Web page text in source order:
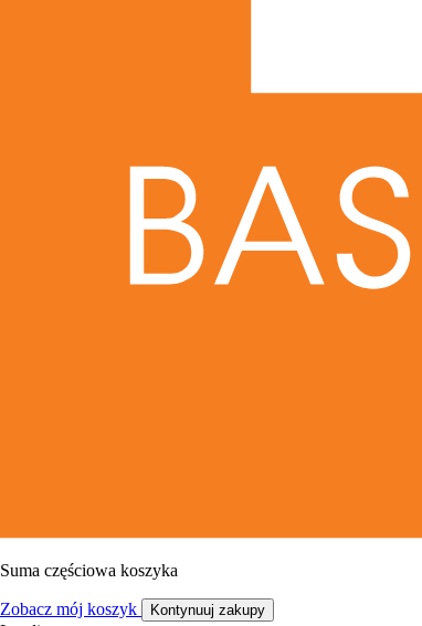
Suma częściowa koszyka
Zobacz mój koszyk Kontynuuj zakupy